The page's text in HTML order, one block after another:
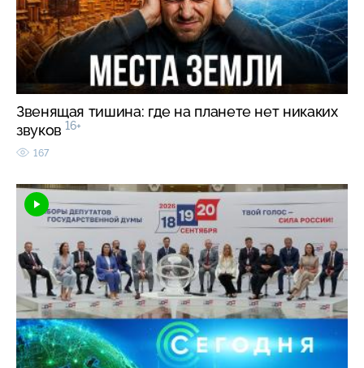
Звенящая тишина: где на планете нет никаких
звуков 16+
167